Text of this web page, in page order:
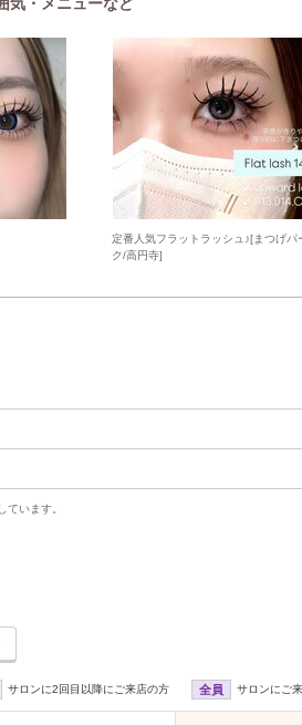
定番人気フラットラッシュ♪[まつげパ
ク/高円寺]
います。
サロンに2回目以降にご来店の方 全員 サロンにご